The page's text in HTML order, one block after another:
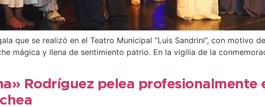
que se realizó en el Teatro Municipal “Luis Sandrini”, con motivo
mágica y llena de sentimiento patrio. En la vigilia de la
Rodríguez pelea profesionalmente